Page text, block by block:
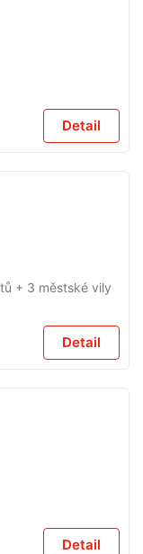
Detail
+ 3 městské vily
Detail
Detail